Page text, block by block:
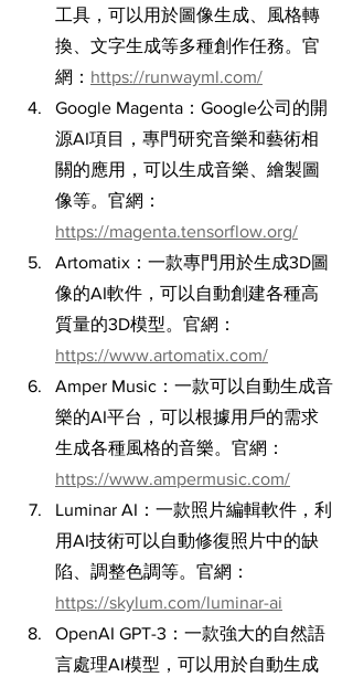
工具，可以用於圖像生成、風格轉
換、文字生成等多種創作任務。官
網： https://runwayml.com/
Google Magenta：Google公司的開
源AI項目，專門研究音樂和藝術相
關的應用，可以生成音樂、繪製圖
像等。官網：
https://magenta.tensorflow.org/
Artomatix：一款專門用於生成3D圖
像的AI軟件，可以自動創建各種高
質量的3D模型。官網：
https://www.artomatix.com/
Amper Music：一款可以自動生成音
樂的AI平台，可以根據用戶的需求
生成各種風格的音樂。官網：
https://www.ampermusic.com/
Luminar AI：一款照片編輯軟件，利
用AI技術可以自動修復照片中的缺
陷、調整色調等。官網：
https://skylum.com/luminar-ai
OpenAI GPT-3：一款強大的自然語
言處理AI模型，可以用於自動生成